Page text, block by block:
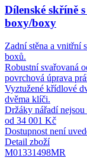
Dílenské skříně
boxy/boxy
Zadní stěna a vnitřní
boxů.
Robustní svařovaná
povrchová úprava
Vyztužené křídlové
dvěma klíči.
Držáky nářadí nejsou
od 34 001 Kč
Dostupnost není
Detail zboží
M01331498MR